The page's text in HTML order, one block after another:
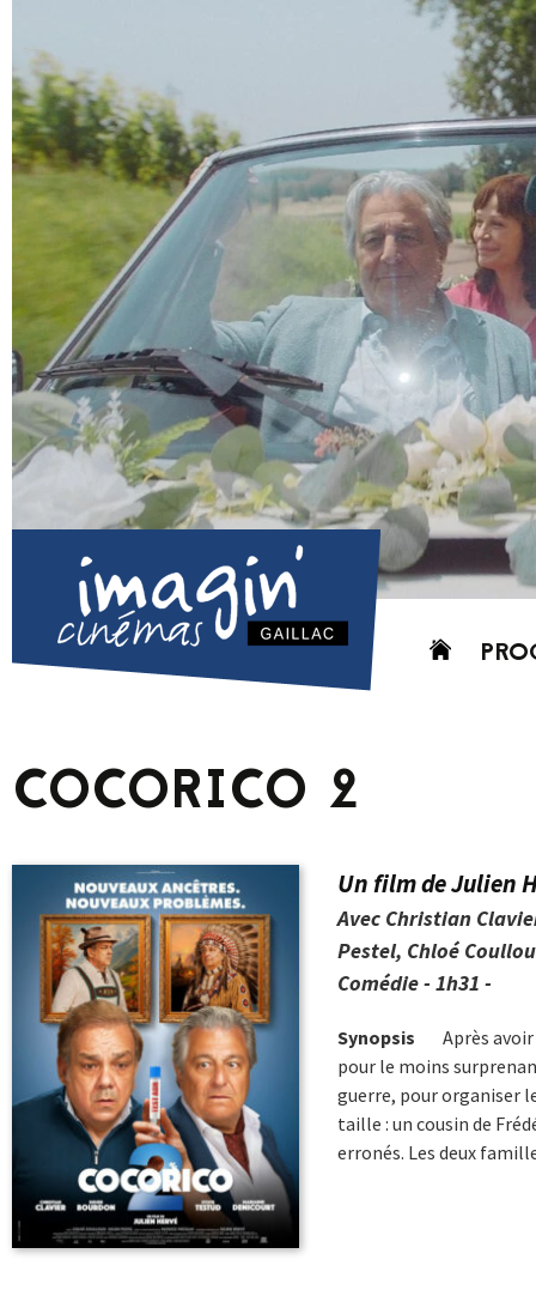
Aller
COCORICO 2
Un film de Julien
Avec Christian
Pestel, Chloé
Comédie - 1h31 -
Synopsis
Après
pour le moins
guerre, pour organiser
taille : un cousin de
erronés. Les deux